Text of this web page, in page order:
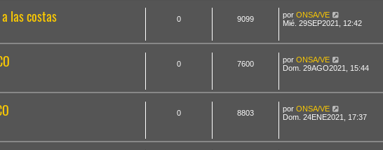
a las costas 0 9099 por ONSA/VE
Mié. 29SEP2021, 12:42
0 7600 por ONSA/VE
Dom. 29AGO2021, 15:44
0 8803 por ONSA/VE
Dom. 24ENE2021, 17:37